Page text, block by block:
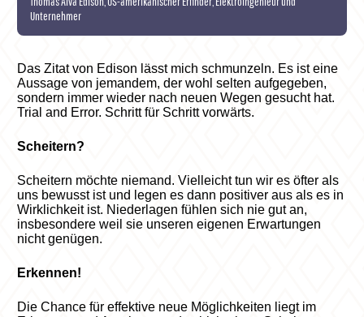
Unternehmer
Das Zitat von Edison lässt mich schmunzeln. Es ist eine
Aussage von jemandem, der wohl selten aufgegeben,
sondern immer wieder nach neuen Wegen gesucht hat.
Trial and Error. Schritt für Schritt vorwärts.
Scheitern?
Scheitern möchte niemand. Vielleicht tun wir es öfter als
uns bewusst ist und legen es dann positiver aus als es in
Wirklichkeit ist. Niederlagen fühlen sich nie gut an,
insbesondere weil sie unseren eigenen Erwartungen
nicht genügen.
Erkennen!
Die Chance für effektive neue Möglichkeiten liegt im